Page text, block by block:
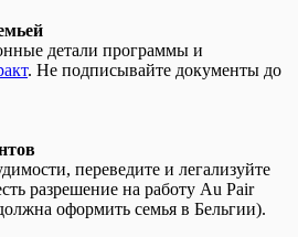
детали программы и
. Не подписывайте документы до
переведите и легализуйте
разрешение на работу Au Pair
оформить семья в Бельгии).